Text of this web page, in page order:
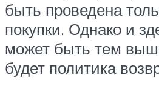
быть проведена
покупки. Однако и
может быть тем
будет политика